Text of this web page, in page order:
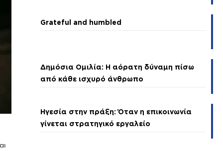
Grateful and humbled
Δημόσια Ομιλία: Η αόρατη δύναμη πίσω
από κάθε ισχυρό άνθρωπο
Ηγεσία στην πράξη: Όταν η επικοινωνία
γίνεται στρατηγικό εργαλείο